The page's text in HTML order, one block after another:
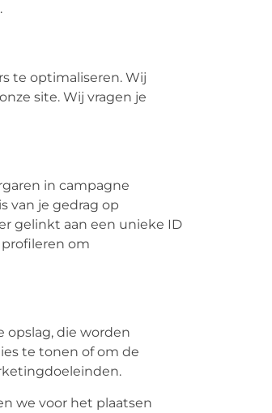
te optimaliseren. Wij
site. Wij vragen je
in campagne
van je gedrag op
gelinkt aan een unieke ID
om
opslag, die worden
te tonen of om de
we voor het plaatsen